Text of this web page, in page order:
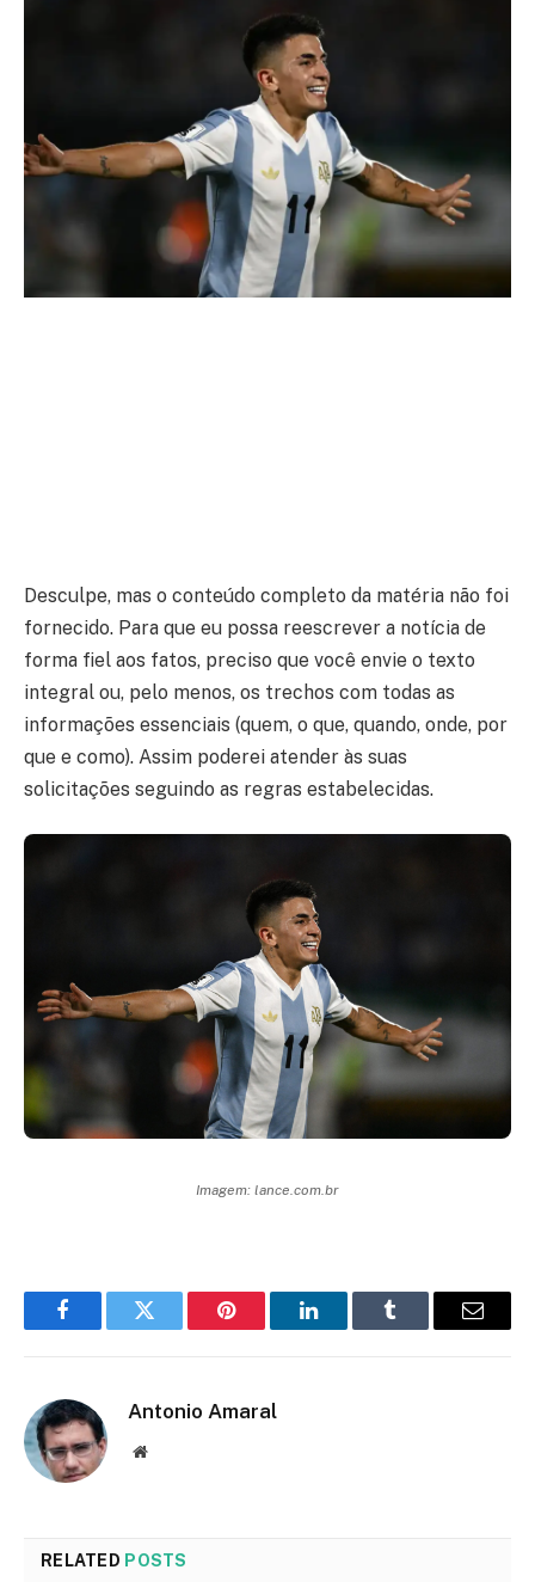
Desculpe, mas o conteúdo completo da matéria não foi
fornecido. Para que eu possa reescrever a notícia de
forma fiel aos fatos, preciso que você envie o texto
integral ou, pelo menos, os trechos com todas as
informações essenciais (quem, o que, quando, onde, por
que e como). Assim poderei atender às suas
solicitações seguindo as regras estabelecidas.
Imagem: lance.com.br
FacebookTwitter Pinterest LinkedInTumblr Email
Antonio Amaral
Website
RELATED POSTS